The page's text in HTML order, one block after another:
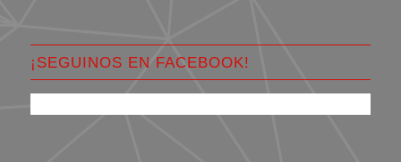
¡SEGUINOS EN FACEBOOK!